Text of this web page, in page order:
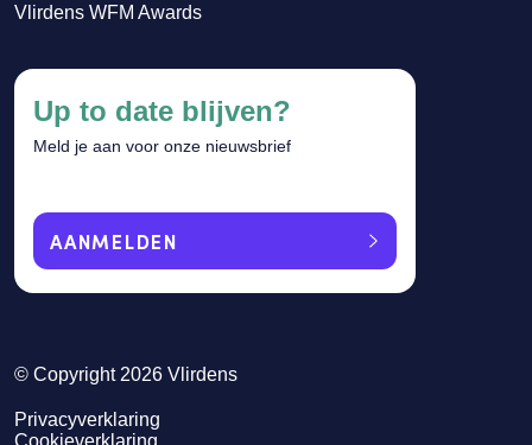
Vlirdens WFM Awards
Up to date blijven?
Meld je aan voor onze nieuwsbrief
AANMELDEN
© Copyright 2026 Vlirdens
Privacyverklaring
Cookieverklaring